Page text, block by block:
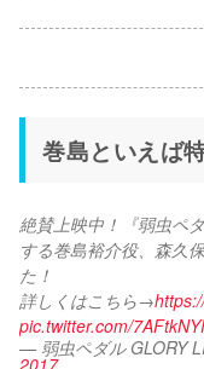
巻島といえば
絶賛上映中！『弱虫ペ
する巻島裕介役、森久
た！
詳しくはこちら→
pic.twitter.com/
— 弱虫ペダル GLORY